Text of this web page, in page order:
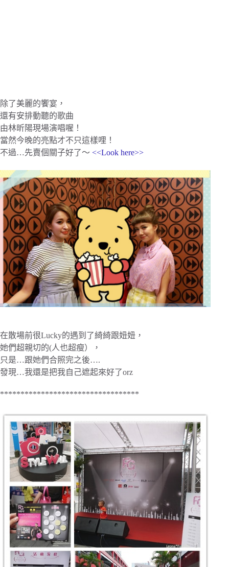
除了美麗的饗宴，
還有安排動聽的歌曲
由林昕陽現場演唱喔！
當然今晚的亮點才不只這樣哩！
不過…先賣個關子好了～ <<Look here>>
在散場前很Lucky的遇到了綺綺跟妞妞，
她們超親切的(人也超瘦），
只是…跟她們合照完之後….
發現…我還是把我自己遮起來好了orz
**********************************